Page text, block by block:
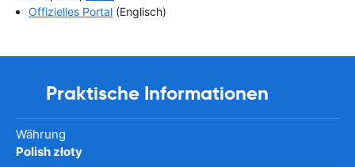
Offizielles Portal (Englisch)
Praktische Informationen
Währung
Polish złoty